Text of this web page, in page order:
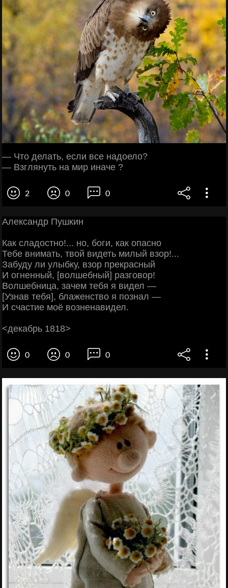
— Что делать, если все надоело?
— Взглянуть на мир иначе ?
2 0 0
Александр Пушкин
Как сладостно!... но, боги, как опасно
Тебе внимать, твой видеть милый взор!...
Забуду ли улыбку, взор прекрасный
И огненный, [волшебный] разговор!
Волшебница, зачем тебя я видел —
[Узнав тебя], блаженство я познал —
И счастие моё возненавидел.
<декабрь 1818>
0 0 0